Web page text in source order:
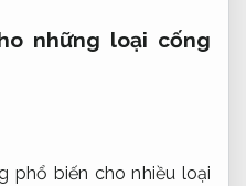
những loại cống
phổ biến cho nhiều loại